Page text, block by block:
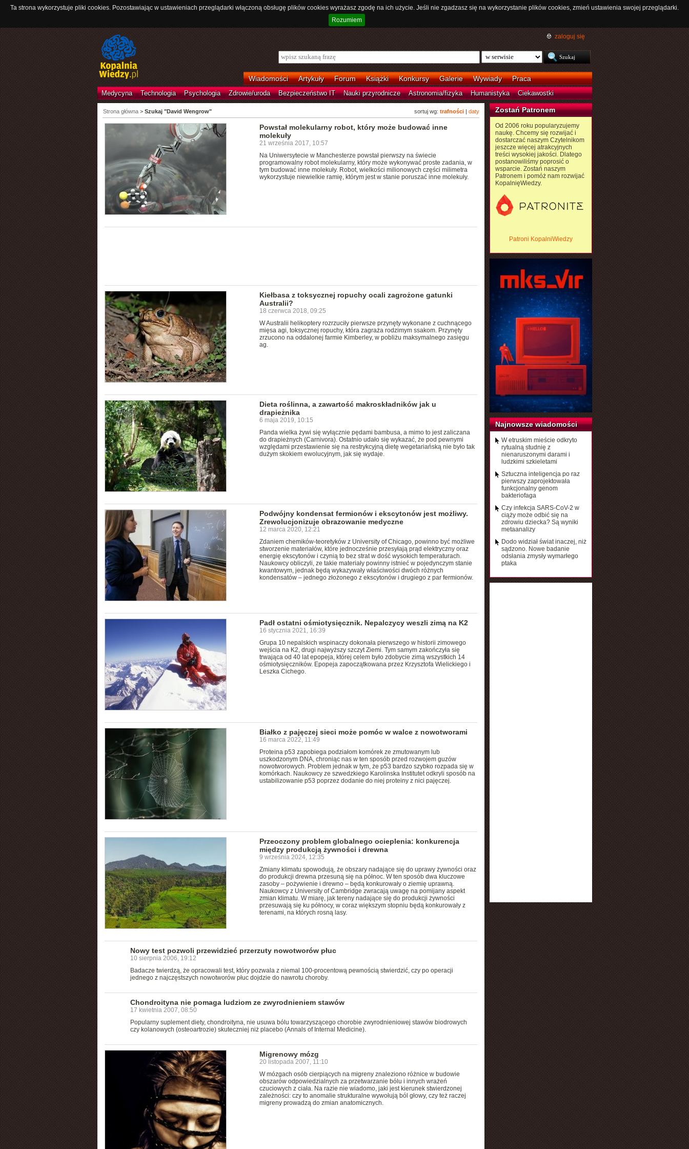
Ta strona wykorzystuje pliki cookies. Pozostawiając w ustawieniach przeglądarki włączoną obsługę plików cookies wyrażasz zgodę na ich użycie. Jeśli nie zgadzasz się na wykorzystanie plików cookies, zmień ustawienia swojej przeglądarki.
Rozumiem
zaloguj się
Wiadomości Artykuły Forum Książki Konkursy Galerie Wywiady Praca
Medycyna Technologia Psychologia Zdrowie/uroda Bezpieczeństwo IT Nauki przyrodnicze Astronomia/fizyka Humanistyka Ciekawostki
sortuj wg: trafności| daty
Strona główna> Szukaj "David Wengrow"
Powstał molekularny robot, który może budować inne
molekuły
21 września 2017, 10:57
Na Uniwersytecie w Manchesterze powstał pierwszy na świecie
programowalny robot molekularny, który może wykonywać proste zadania, w
tym budować inne molekuły. Robot, wielkości milionowych części milimetra
wykorzystuje niewielkie ramię, którym jest w stanie poruszać inne molekuły.
Kiełbasa z toksycznej ropuchy ocali zagrożone gatunki
Australii?
18 czerwca 2018, 09:25
W Australii helikoptery rozrzuciły pierwsze przynęty wykonane z cuchnącego
mięsa agi, toksycznej ropuchy, która zagraża rodzimym ssakom. Przynęty
zrzucono na oddalonej farmie Kimberley, w pobliżu maksymalnego zasięgu
ag.
Dieta roślinna, a zawartość makroskładników jak u
drapieżnika
6 maja 2019, 10:15
Panda wielka żywi się wyłącznie pędami bambusa, a mimo to jest zaliczana
do drapieżnych (Carnivora). Ostatnio udało się wykazać, że pod pewnymi
względami przestawienie się na restrykcyjną dietę wegetariańską nie było tak
dużym skokiem ewolucyjnym, jak się wydaje.
Podwójny kondensat fermionów i ekscytonów jest możliwy.
Zrewolucjonizuje obrazowanie medyczne
12 marca 2020, 12:21
Zdaniem chemików-teoretyków z University of Chicago, powinno być możliwe
stworzenie materiałów, które jednocześnie przesyłają prąd elektryczny oraz
energię ekscytonów i czynią to bez strat w dość wysokich temperaturach.
Naukowcy obliczyli, ze takie materiały powinny istnieć w pojedynczym stanie
kwantowym, jednak będą wykazywały właściwości dwóch różnych
kondensatów – jednego złożonego z ekscytonów i drugiego z par fermionów.
Padł ostatni ośmiotysięcznik. Nepalczycy weszli zimą na K2
16 stycznia 2021, 16:39
Grupa 10 nepalskich wspinaczy dokonała pierwszego w historii zimowego
wejścia na K2, drugi najwyższy szczyt Ziemi. Tym samym zakończyła się
trwająca od 40 lat epopeja, której celem było zdobycie zimą wszystkich 14
ośmiotysięczników. Epopeja zapoczątkowana przez Krzysztofa Wielickiego i
Leszka Cichego.
Białko z pajęczej sieci może pomóc w walce z nowotworami
16 marca 2022, 11:49
Proteina p53 zapobiega podziałom komórek ze zmutowanym lub
uszkodzonym DNA, chroniąc nas w ten sposób przed rozwojem guzów
nowotworowych. Problem jednak w tym, że p53 bardzo szybko rozpada się w
komórkach. Naukowcy ze szwedzkiego Karolinska Institutet odkryli sposób na
ustabilizowanie p53 poprzez dodanie do niej proteiny z nici pajęczej.
Przeoczony problem globalnego ocieplenia: konkurencja
między produkcją żywności i drewna
9 września 2024, 12:35
Zmiany klimatu spowodują, że obszary nadające się do uprawy żywności oraz
do produkcji drewna przesuną się na północ. W ten sposób dwa kluczowe
zasoby – pożywienie i drewno – będą konkurowały o ziemię uprawną.
Naukowcy z University of Cambridge zwracają uwagę na pomijany aspekt
zmian klimatu. W miarę, jak tereny nadające się do produkcji żywności
przesuwają się ku północy, w coraz większym stopniu będą konkurowały z
terenami, na których rosną lasy.
Nowy test pozwoli przewidzieć przerzuty nowotworów płuc
10 sierpnia 2006, 19:12
Badacze twierdzą, że opracowali test, który pozwala z niemal 100-procentową pewnością stwierdzić, czy po operacji
jednego z najczęstszych nowotworów płuc dojdzie do nawrotu choroby.
Chondroityna nie pomaga ludziom ze zwyrodnieniem stawów
17 kwietnia 2007, 08:50
Popularny suplement diety, chondroityna, nie usuwa bólu towarzyszącego chorobie zwyrodnieniowej stawów biodrowych
czy kolanowych (osteoartrozie) skuteczniej niż placebo (Annals of Internal Medicine).
Migrenowy mózg
20 listopada 2007, 11:10
W mózgach osób cierpiących na migreny znaleziono różnice w budowie
obszarów odpowiedzialnych za przetwarzanie bólu i innych wrażeń
czuciowych z ciała. Na razie nie wiadomo, jaki jest kierunek stwierdzonej
zależności: czy to anomalie strukturalne wywołują ból głowy, czy też raczej
migreny prowadzą do zmian anatomicznych.
Zostań Patronem
Od 2006 roku popularyzujemy
naukę. Chcemy się rozwijać i
dostarczać naszym Czytelnikom
jeszcze więcej atrakcyjnych
treści wysokiej jakości. Dlatego
postanowiliśmy poprosić o
wsparcie. Zostań naszym
Patronem i pomóż nam rozwijać
KopalnięWiedzy.
Patroni KopalniWiedzy
Najnowsze wiadomości
W etruskim mieście odkryto
rytualną studnię z
nienaruszonymi darami i
ludzkimi szkieletami
Sztuczna inteligencja po raz
pierwszy zaprojektowała
funkcjonalny genom
bakteriofaga
Czy infekcja SARS-CoV-2 w
ciąży może odbić się na
zdrowiu dziecka? Są wyniki
metaanalizy
Dodo widział świat inaczej, niż
sądzono. Nowe badanie
odsłania zmysły wymarłego
ptaka